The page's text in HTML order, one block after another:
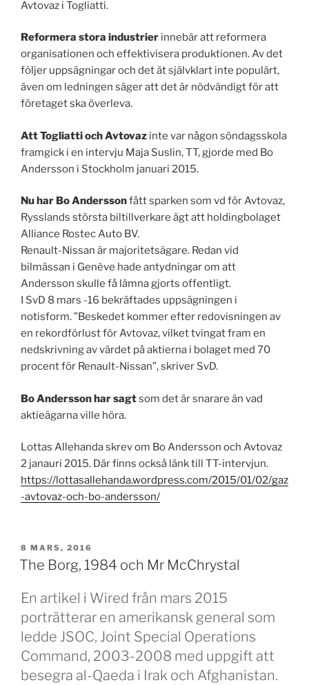
Avtovaz i Togliatti.
Reformera stora industrier innebär att reformera
organisationen och effektivisera produktionen. Av det
följer uppsägningar och det ät självklart inte populärt,
även om ledningen säger att det är nödvändigt för att
företaget ska överleva.
Att Togliatti och Avtovaz inte var någon söndagsskola
framgick i en intervju Maja Suslin, TT, gjorde med Bo
Andersson i Stockholm januari 2015.
Nu har Bo Anderssonfått sparken som vd för Avtovaz,
Rysslands största biltillverkare ägt att holdingbolaget
Alliance Rostec Auto BV.
Renault-Nissan är majoritetsägare. Redan vid
bilmässan i Genève hade antydningar om att
Andersson skulle få lämna gjorts offentligt.
I SvD 8 mars -16 bekräftades uppsägningen i
notisform. ”Beskedet kommer efter redovisningen av
en rekordförlust för Avtovaz, vilket tvingat fram en
nedskrivning av värdet på aktierna i bolaget med 70
procent för Renault-Nissan”, skriver SvD.
Bo Andersson har sagtsom det är snarare än vad
aktieägarna ville höra.
Lottas Allehanda skrev om Bo Andersson och Avtovaz
2 janauri 2015. Där finns också länk till TT-intervjun.
https://lottasallehanda.wordpress.com/2015/01/02/gaz
-avtovaz-och-bo-andersson/
PUBLICERAT
8 MARS, 2016
The Borg, 1984 och Mr McChrystal
En artikel i Wired från mars 2015
porträtterar en amerikansk general som
ledde JSOC, Joint Special Operations
Command, 2003-2008 med uppgift att
besegra al-Qaeda i Irak och Afghanistan.